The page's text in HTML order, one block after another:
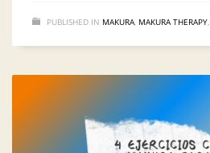
PUBLISHED IN MAKURA, MAKURA THERAPY,